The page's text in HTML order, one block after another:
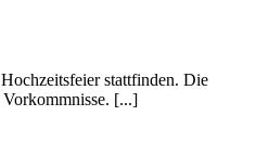
stattfinden. Die
[...]